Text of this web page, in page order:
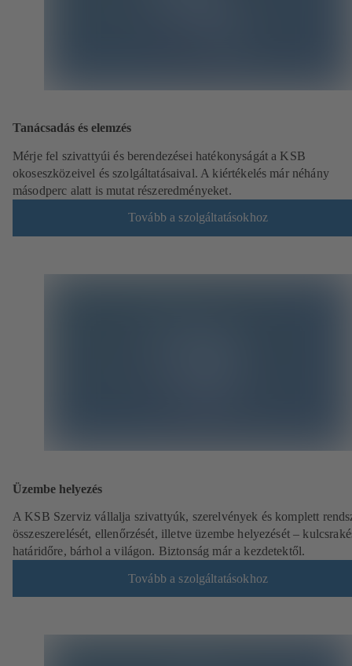
Tanácsadás és elemzés
Mérje fel szivattyúi és berendezései hatékonyságát a KSB
okoseszközeivel és szolgáltatásaival. A kiértékelés már néhány
másodperc alatt is mutat részeredményeket.
Tovább a szolgáltatásokhoz
Üzembe helyezés
A KSB Szerviz vállalja szivattyúk, szerelvények és komplett
összeszerelését, ellenőrzését, illetve üzembe helyezését –
határidőre, bárhol a világon. Biztonság már a kezdetektől.
Tovább a szolgáltatásokhoz